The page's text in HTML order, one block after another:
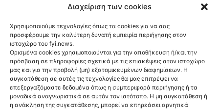
Διαχείριση των cookies
Χρησιμοποιούμε τεχνολογίες όπως τα cookies για να σας
προσφέρουμε την καλύτερη δυνατή εμπειρία περιήγησης στον
ιστοχώρο του fyi.news.
Ορισμένα cookies χρησιμοποιούνται για την αποθήκευση ή/και την
πρόσβαση σε πληροφορίες σχετικά με τις επισκέψεις στον ιστοχώρο
μας και για την προβολή (μη) εξατομικευμένων διαφημίσεων. Η
συγκατάθεση σε αυτές τις τεχνολογίες θα μας επιτρέψει να
επεξεργαζόμαστε δεδομένα όπως η συμπεριφορά περιήγησης ή τα
μοναδικά αναγνωριστικά σε αυτόν τον ιστότοπο. Η μη συγκατάθεση ή
η ανάκληση της συγκατάθεσης, μπορεί να επηρεάσει αρνητικά
CULTURE
Sunset
Frequencies
tuned by
Hendrick’s Gin στο
ΚΠΙΣΝ
@fyinews team
05/08/2026